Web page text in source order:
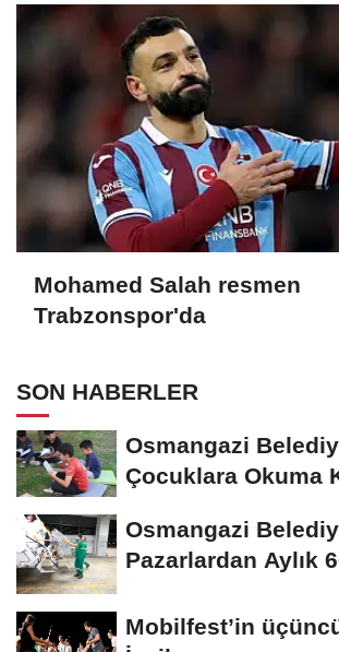
Mohamed Salah resmen
Trabzonspor'da
SON HABERLER
Osmangazi
Çocuklara Okuma
Osmangazi
Pazarlardan Aylık
Mobilfest’in